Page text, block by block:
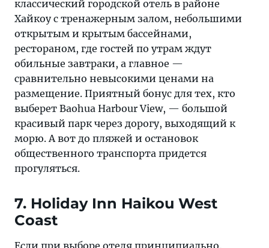
классический городской отель в районе
Хайкоу с тренажерным залом, небольшими
открытым и крытым бассейнами,
рестораном, где гостей по утрам ждут
обильные завтраки, а главное —
сравнительно невысокими ценами на
размещение. Приятный бонус для тех, кто
выберет Baohua Harbour View, — большой
красивый парк через дорогу, выходящий к
морю. А вот до пляжей и остановок
общественного транспорта придется
прогуляться.
7. Holiday Inn Haikou West
Coast
Если при выборе отеля принципиально,